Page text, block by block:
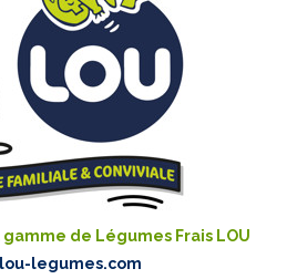
de Légumes Frais LOU
legumes.com